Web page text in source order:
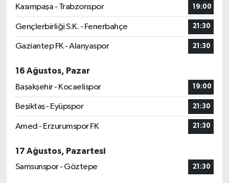
Kasımpaşa - Trabzonspor 19:00
Gençlerbirliği S.K. - Fenerbahçe 21:30
Gaziantep FK - Alanyaspor 21:30
16 Ağustos, Pazar
Başakşehir - Kocaelispor
19:00
Beşiktaş - Eyüpspor 21:30
Amed - Erzurumspor FK 21:30
17 Ağustos, Pazartesi
Samsunspor - Göztepe
21:30